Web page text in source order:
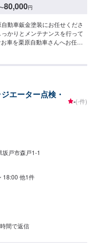
80,000円
動車鈑金塗装にお任せくださ
かりとメンテナンスを行って
車を栗原自動車さんへお任せ
安心運転のための整備・修
換などの基本的な車のメンテ
エーター点検・
-(-件)
坂戸市森戸1-1
18:00 他1件
間で返信